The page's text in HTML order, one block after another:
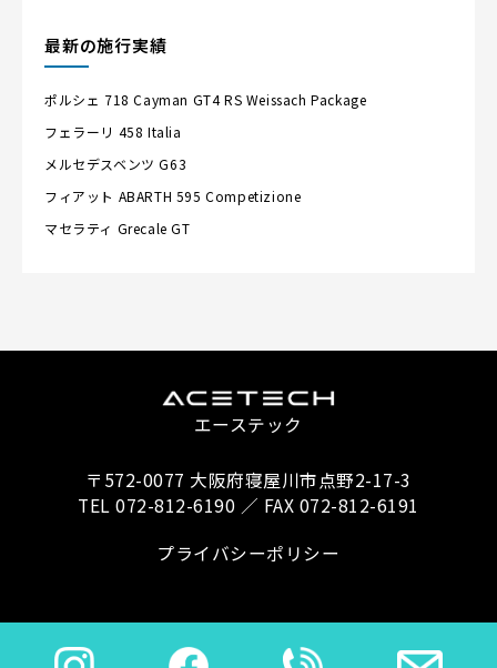
最新の施行実績
ポルシェ 718 Cayman GT4 RS Weissach Package
フェラーリ 458 Italia
メルセデスベンツ G63
フィアット ABARTH 595 Competizione
マセラティ Grecale GT
エーステック
〒572-0077 大阪府寝屋川市点野2-17-3
TEL 072-812-6190 ／ FAX 072-812-6191
プライバシーポリシー